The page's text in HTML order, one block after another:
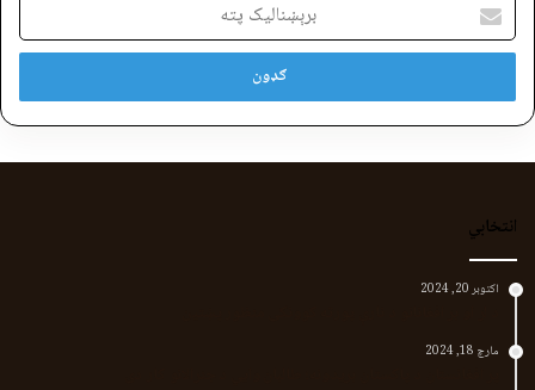
پته
انتخابي
اکتوبر 20, 2024
مارچ 18, 2024